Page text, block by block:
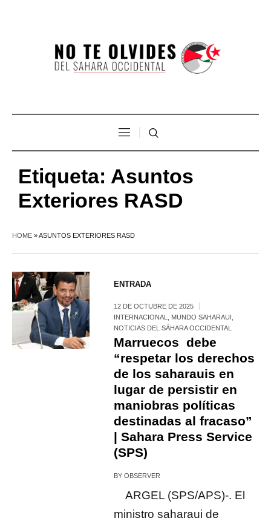
Etiqueta: Asuntos
Exteriores RASD
HOME »ASUNTOS EXTERIORES RASD
ENTRADA
12 DE OCTUBRE DE 2025
INTERNACIONAL
MUNDO SAHARAUI
NOTICIAS DEL SÁHARA OCCIDENTAL
Marruecos debe
“respetar los derechos
de los saharauis en
lugar de persistir en
maniobras políticas
destinadas al fracaso”
| Sahara Press Service
(SPS)
BYOBSERVER
ARGEL (SPS/APS)-. El
ministro saharaui de